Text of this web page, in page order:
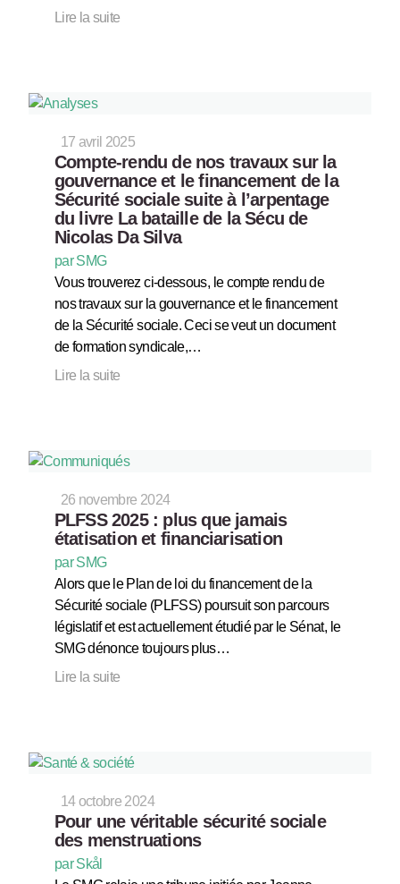
Lire la suite
17 avril 2025
Compte-rendu de nos travaux sur la
gouvernance et le financement de la
Sécurité sociale suite à l’arpentage
du livre La bataille de la Sécu de
Nicolas Da Silva
par SMG
Vous trouverez ci-dessous, le compte rendu de
nos travaux sur la gouvernance et le financement
de la Sécurité sociale. Ceci se veut un document
de formation syndicale,…
Lire la suite
26 novembre 2024
PLFSS 2025 : plus que jamais
étatisation et financiarisation
par SMG
Alors que le Plan de loi du financement de la
Sécurité sociale (PLFSS) poursuit son parcours
législatif et est actuellement étudié par le Sénat, le
SMG dénonce toujours plus…
Lire la suite
14 octobre 2024
Pour une véritable sécurité sociale
des menstruations
par Skål